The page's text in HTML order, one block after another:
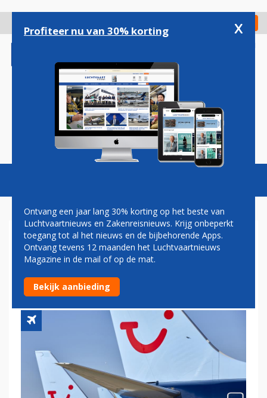
gaan
Check in
Magazine Podcasts Vacatures
TUI FLY GAAT STRENGER
CONTROLEREN OP
HANDBAGAGE
Profiteer nu van 30% korting x
Ontvang een jaar lang 30% korting op het beste van
Luchtvaartnieuws en Zakenreisnieuws. Krijg onbeperkt
toegang tot al het nieuws en de bijbehorende Apps.
Ontvang tevens 12 maanden het Luchtvaartnieuws
Magazine in de mail of op de mat.
Bekijk aanbieding